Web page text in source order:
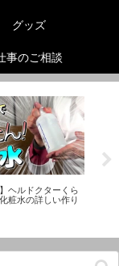
グッズ
事のご相談
ヘルドクターくら
粧水の詳しい作り